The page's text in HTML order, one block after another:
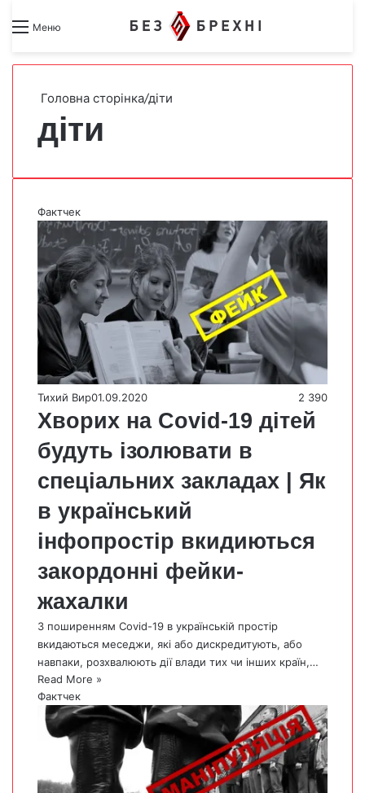
Меню Search forSwitch skin
Головна сторінка/діти
діти
Фактчек
Тихий Вир01.09.2020 2 390
Хворих на Covid-19 дітей
будуть ізолювати в
спеціальних закладах | Як
в український
інфопростір вкидиються
закордонні фейки-
жахалки
З поширенням Covid-19 в українській простір
вкидаються меседжи, які або дискредитують, або
навпаки, розхвалюють дії влади тих чи інших країн,…
Read More »
Фактчек